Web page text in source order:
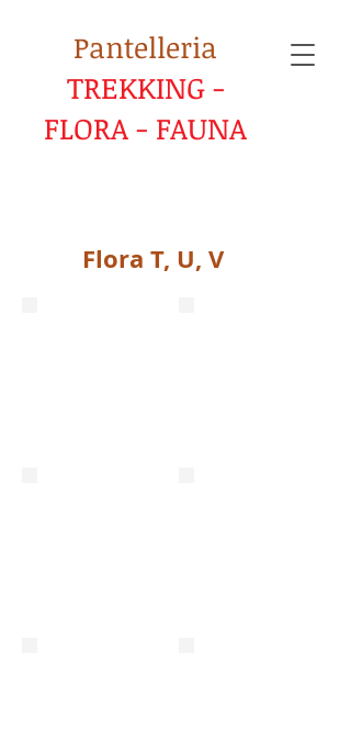
Pantelleria
TREKKING -
FLORA - FAUNA
Flora T, U, V